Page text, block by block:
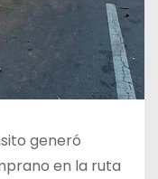
generó
en la ruta